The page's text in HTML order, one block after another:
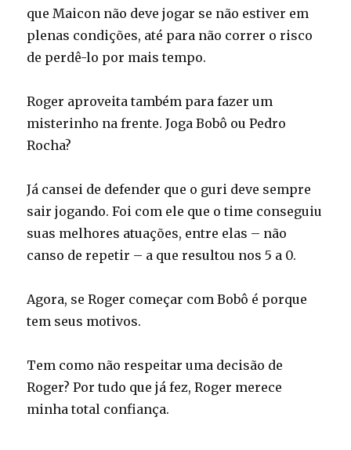
que Maicon não deve jogar se não estiver em
plenas condições, até para não correr o risco
de perdê-lo por mais tempo.
Roger aproveita também para fazer um
misterinho na frente. Joga Bobô ou Pedro
Rocha?
Já cansei de defender que o guri deve sempre
sair jogando. Foi com ele que o time conseguiu
suas melhores atuações, entre elas – não
canso de repetir – a que resultou nos 5 a 0.
Agora, se Roger começar com Bobô é porque
tem seus motivos.
Tem como não respeitar uma decisão de
Roger? Por tudo que já fez, Roger merece
minha total confiança.